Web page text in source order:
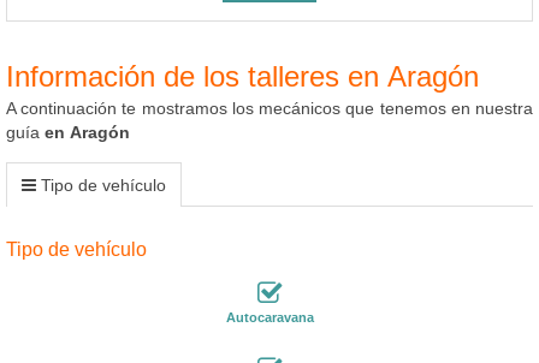
Información de los talleres en Aragón
A continuación te mostramos los mecánicos que tenemos en nuestra
guía en Aragón
Tipo de vehículo
Tipo de vehículo
Autocaravana